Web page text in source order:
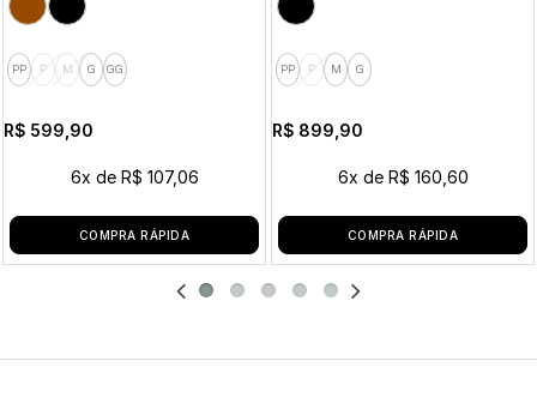
PP P M G GG
R$ 599,90
6x de R$ 107,06
COMPRA RÁPIDA
PP P M G
R$ 899,90
6x de R$ 160,60
COMPRA RÁPIDA